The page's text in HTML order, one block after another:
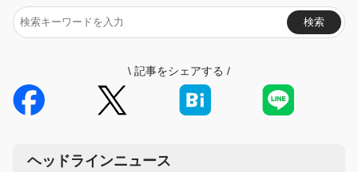
検索
\ 記事をシェアする /
ヘッドラインニュース